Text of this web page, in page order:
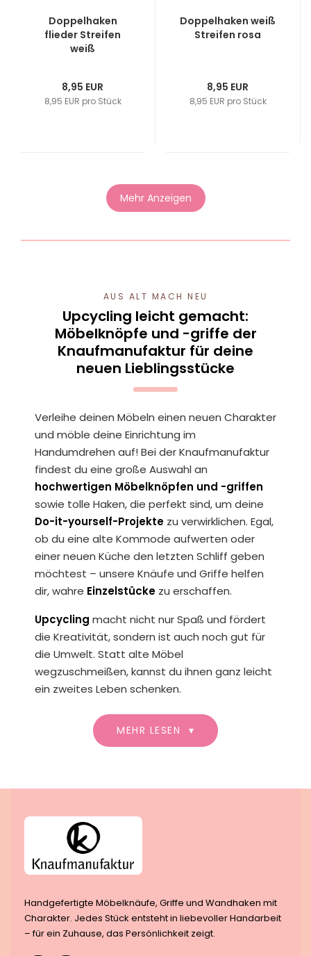
Doppelhaken
flieder Streifen
weiß
8,95 EUR
8,95 EUR pro Stück
Doppelhaken weiß
Streifen rosa
8,95 EUR
8,95 EUR pro Stück
Mehr Anzeigen
AUS ALT MACH NEU
Upcycling leicht gemacht:
Möbelknöpfe und -griffe der
Knaufmanufaktur für deine
neuen Lieblingsstücke
Verleihe deinen Möbeln einen neuen Charakter
und möble deine Einrichtung im
Handumdrehen auf! Bei der Knaufmanufaktur
findest du eine große Auswahl an
hochwertigen Möbelknöpfen und -griffen
sowie tolle Haken, die perfekt sind, um deine
Do-it-yourself-Projekte zu verwirklichen. Egal,
ob du eine alte Kommode aufwerten oder
einer neuen Küche den letzten Schliff geben
möchtest – unsere Knäufe und Griffe helfen
dir, wahre Einzelstücke zu erschaffen.
Upcycling macht nicht nur Spaß und fördert
die Kreativität, sondern ist auch noch gut für
die Umwelt. Statt alte Möbel
wegzuschmeißen, kannst du ihnen ganz leicht
ein zweites Leben schenken.
Dein Weg zum Unikat: Möbelknöpfe als
Statement und Ausdruck deines Stils
größten Unterschied macht, wenn es um die
alter Bauernschrank
Altholz-Kommode
durch den Austausch der
einen völlig neuen Look. Wir bei der
gemacht, unseren Kunden eine handverlesene
MEHR LESEN ▾
Handgefertigte Möbelknäufe, Griffe und Wandhaken mit
Charakter. Jedes Stück entsteht in liebevoller Handarbeit
– für ein Zuhause, das Persönlichkeit zeigt.